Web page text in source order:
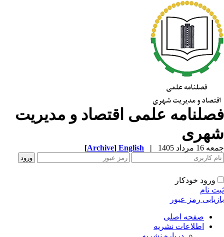
علمی اقتصاد و مدیریت
مرداد 1405 |
English
[Archive]
ورود خودکار
نام
رمز عبور
صفحه اصلی
اطلاعات نشریه